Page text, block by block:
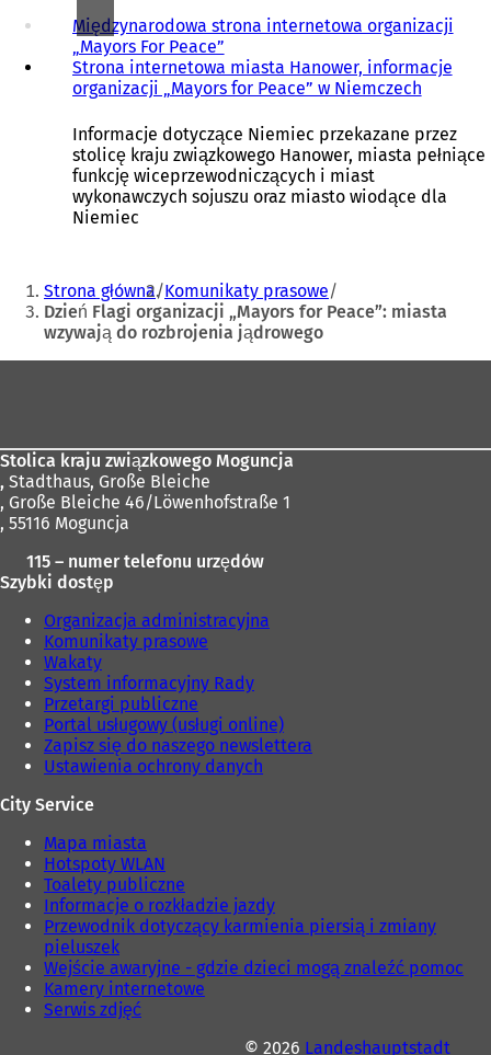
Międzynarodowa strona internetowa organizacji
„Mayors For Peace”
O
t
i
e
r
a
n
o
w
e
c
e
Strona internetowa miasta Hanower, informacje
organizacji „Mayors for Peace” w Niemczech
t
w
e
w
o
Informacje dotyczące Niemiec przekazane przez
stolicę kraju związkowego Hanower, miasta pełniące
funkcję wiceprzewodniczących i miast
wykonawczych sojuszu oraz miasto wiodące dla
Niemiec
Jesteś
tutaj:
Strona główna Komunikaty prasowe
Dzień Flagi organizacji „Mayors for Peace”: miasta
wzywają do rozbrojenia jądrowego
Stolica kraju związkowego Moguncja
, Stadthaus, Große Bleiche
, Große Bleiche 46/Löwenhofstraße 1
, 55116 Moguncja
115 – numer telefonu urzędów
Szybki dostęp
Organizacja administracyjna
Komunikaty prasowe
Wakaty
System informacyjny Rady
Przetargi publiczne
Portal usługowy (usługi online)
Zapisz się do naszego newslettera
Ustawienia ochrony danych
City Service
Mapa miasta
Hotspoty WLAN
Toalety publiczne
Informacje o rozkładzie jazdy
Przewodnik dotyczący karmienia piersią i zmiany
pieluszek
Wejście awaryjne - gdzie dzieci mogą znaleźć pomoc
Kamery internetowe
Serwis zdjęć
© 2026 Landeshauptstadt